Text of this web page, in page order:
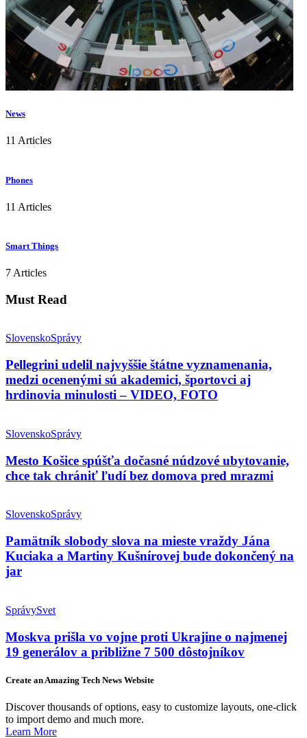
News
11 Articles
Phones
11 Articles
Smart Things
7 Articles
Must Read
SlovenskoSprávy
Pellegrini udelil najvyššie štátne vyznamenania,
medzi ocenenými sú akademici, športovci aj
hrdinovia minulosti – VIDEO, FOTO
SlovenskoSprávy
Mesto Košice spúšťa dočasné núdzové ubytovanie,
chce tak chrániť ľudí bez domova pred mrazmi
SlovenskoSprávy
Pamätník slobody slova na mieste vraždy Jána
Kuciaka a Martiny Kušnírovej bude dokončený na
jar
SprávySvet
Moskva prišla vo vojne proti Ukrajine o najmenej
19 generálov a približne 7 500 dôstojníkov
Create an Amazing Tech News Website
Discover thousands of options, easy to customize layouts, one-click
to import demo and much more.
Learn More